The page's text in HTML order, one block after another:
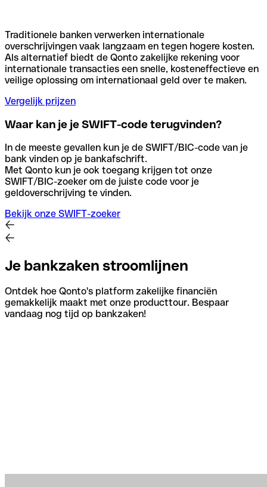
Traditionele banken verwerken internationale
overschrijvingen vaak langzaam en tegen hogere kosten.
Als alternatief biedt de Qonto zakelijke rekening voor
internationale transacties een snelle, kosteneffectieve en
veilige oplossing om internationaal geld over te maken.
Vergelijk prijzen
Waar kan je je SWIFT-code terugvinden?
In de meeste gevallen kun je de SWIFT/BIC-code van je
bank vinden op je bankafschrift.
Met Qonto kun je ook toegang krijgen tot onze
SWIFT/BIC-zoeker om de juiste code voor je
geldoverschrijving te vinden.
Bekijk onze SWIFT-zoeker
Je bankzaken stroomlijnen
Ontdek hoe Qonto's platform zakelijke financiën
gemakkelijk maakt met onze producttour. Bespaar
vandaag nog tijd op bankzaken!